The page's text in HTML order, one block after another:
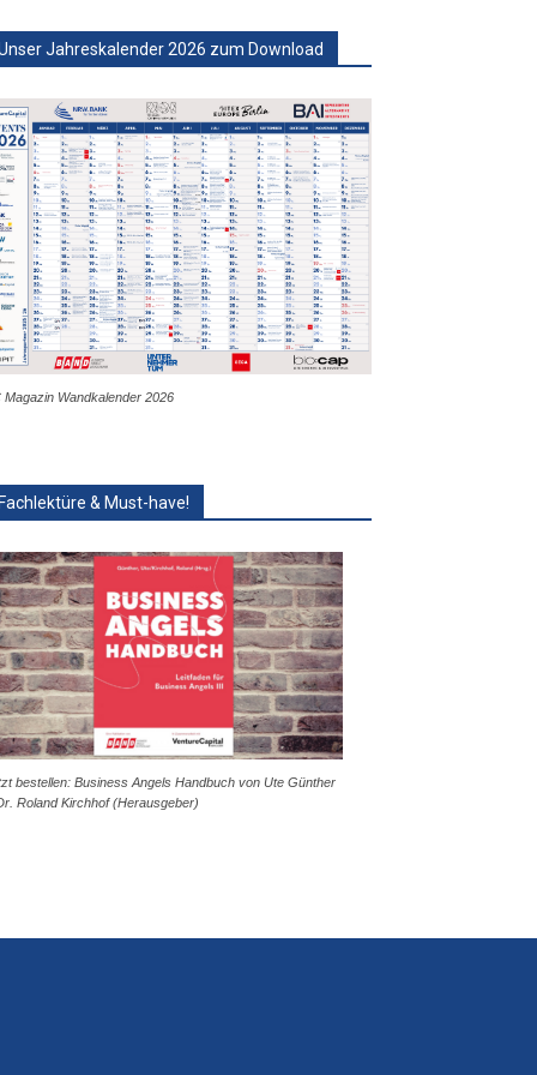
Jahreskalender 2026 zum Download
Magazin Wandkalender 2026
& Must-have!
bestellen: Business Angels Handbuch von Ute Günther
Roland Kirchhof (Herausgeber)